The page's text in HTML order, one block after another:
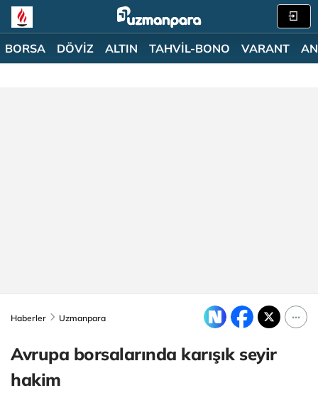
BORSA DÖVİZ ALTIN TAHVİL-BONO VARANT
Haberler Uzmanpara
Avrupa borsalarında karışık seyir
hakim